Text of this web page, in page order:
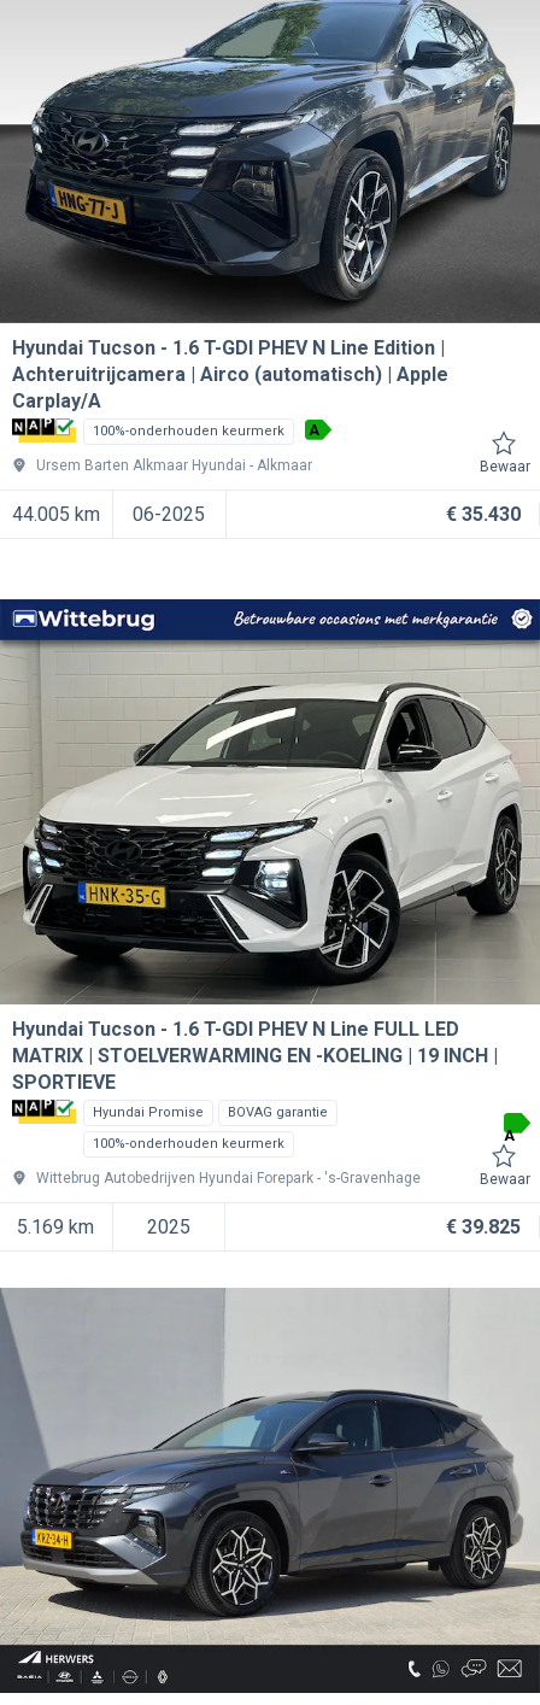
Hyundai Tucson
1.6 T-GDI PHEV N Line Edition |
Achteruitrijcamera | Airco (automatisch) | Apple
Carplay/A
100%-onderhouden keurmerk A
Ursem Barten Alkmaar Hyundai Alkmaar Bewaar
44.005 km 06-2025 € 35.430
Hyundai Tucson
1.6 T-GDI PHEV N Line FULL LED
MATRIX | STOELVERWARMING EN -KOELING | 19 INCH |
SPORTIEVE
Hyundai Promise
BOVAG garantie
100%-onderhouden keurmerk
A
Wittebrug Autobedrijven Hyundai Forepark 's-Gravenhage Bewaar
5.169 km 2025 € 39.825